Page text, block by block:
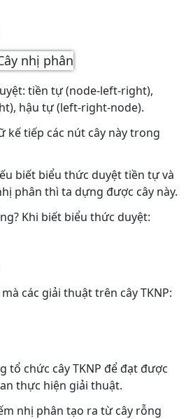
tiền tự (node-left-right),
hậu tự (left-right-node).
kế tiếp các nút cây này trong
biết biểu thức duyệt tiền tự và
phân thì ta dựng được cây này.
Khi biết biểu thức duyệt:
các giải thuật trên cây TKNP:
tổ chức cây TKNP để đạt được
thực hiện giải thuật.
nhị phân tạo ra từ cây rỗng